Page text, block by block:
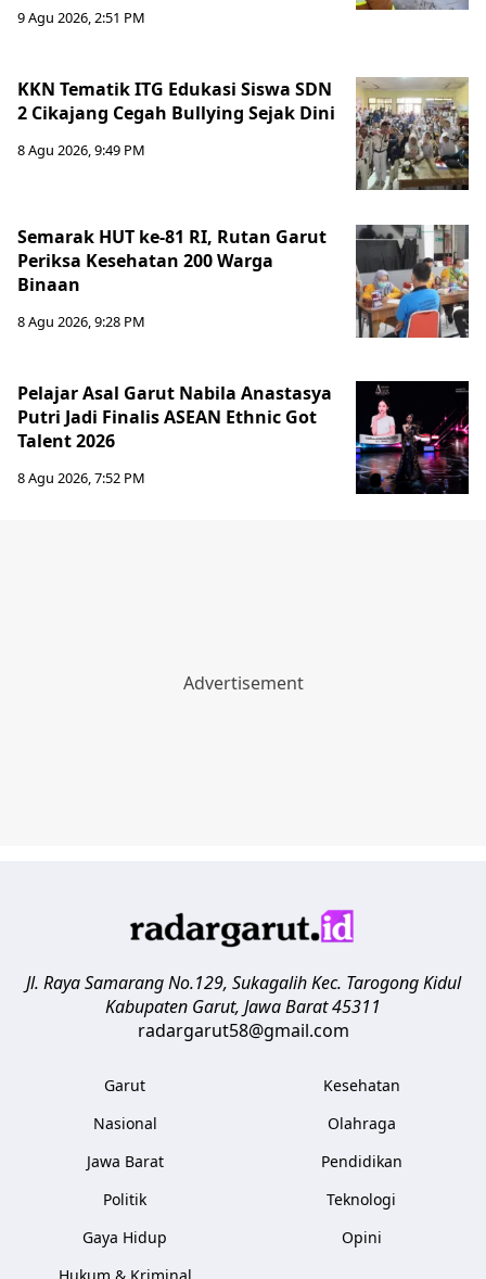
9 Agu 2026, 2:51 PM
KKN Tematik ITG Edukasi Siswa SDN
2 Cikajang Cegah Bullying Sejak Dini
8 Agu 2026, 9:49 PM
Semarak HUT ke-81 RI, Rutan Garut
Periksa Kesehatan 200 Warga
Binaan
8 Agu 2026, 9:28 PM
Pelajar Asal Garut Nabila Anastasya
Putri Jadi Finalis ASEAN Ethnic Got
Talent 2026
8 Agu 2026, 7:52 PM
Jl. Raya Samarang No.129, Sukagalih Kec. Tarogong Kidul
Kabupaten Garut, Jawa Barat45311
radargarut58@gmail.com
Garut
Nasional
Jawa Barat
Politik
Gaya Hidup
Kesehatan
Olahraga
Pendidikan
Teknologi
Opini